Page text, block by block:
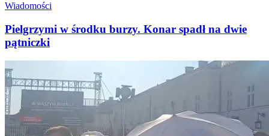
Wiadomości
Pielgrzymi w środku burzy. Konar spadł na dwie
pątniczki